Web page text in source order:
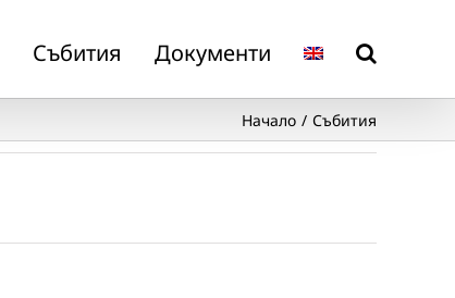
Събития Документи
Начало Събития